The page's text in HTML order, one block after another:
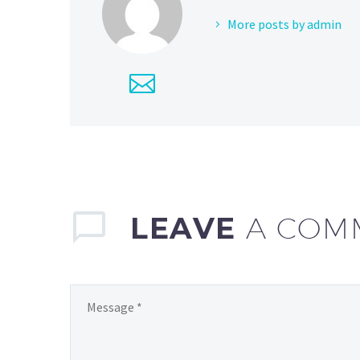
More posts by admin
LEAVE A